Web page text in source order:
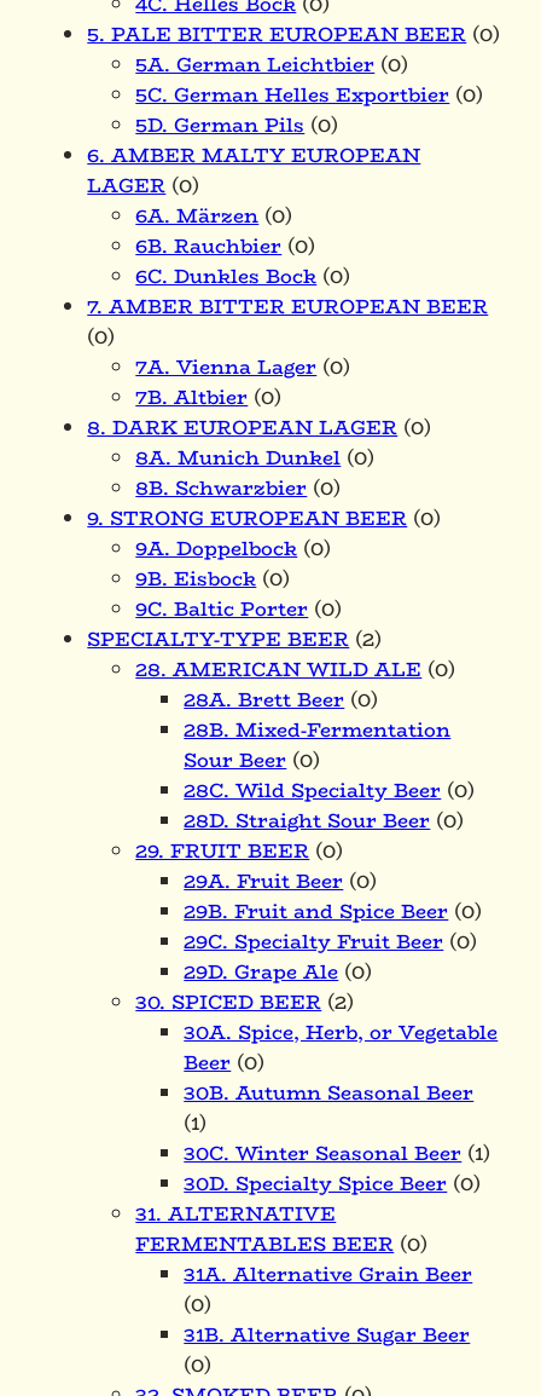
5. PALE BITTER EUROPEAN BEER(0)
5A. German Leichtbier(0)
5C. German Helles Exportbier(0)
5D. German Pils(0)
6. AMBER MALTY EUROPEAN
LAGER(0)
6A. Märzen(0)
6B. Rauchbier(0)
6C. Dunkles Bock(0)
7. AMBER BITTER EUROPEAN BEER
(0)
7A. Vienna Lager(0)
7B. Altbier(0)
8. DARK EUROPEAN LAGER(0)
8A. Munich Dunkel(0)
8B. Schwarzbier(0)
9. STRONG EUROPEAN BEER(0)
9A. Doppelbock(0)
9B. Eisbock(0)
9C. Baltic Porter(0)
SPECIALTY-TYPE BEER(2)
28. AMERICAN WILD ALE(0)
28A. Brett Beer(0)
28B. Mixed-Fermentation
Sour Beer(0)
28C. Wild Specialty Beer(0)
28D. Straight Sour Beer(0)
29. FRUIT BEER(0)
29A. Fruit Beer(0)
29B. Fruit and Spice Beer(0)
29C. Specialty Fruit Beer(0)
29D. Grape Ale(0)
30. SPICED BEER(2)
30A. Spice, Herb, or Vegetable
Beer(0)
30B. Autumn Seasonal Beer
(1)
30C. Winter Seasonal Beer(1)
30D. Specialty Spice Beer(0)
31. ALTERNATIVE
FERMENTABLES BEER(0)
31A. Alternative Grain Beer
(0)
31B. Alternative Sugar Beer
(0)